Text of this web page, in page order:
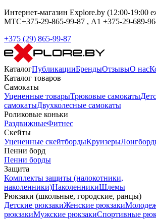
Интернет-магазин Explore.by (12:00-19:00
МТС+375-29-865-99-87 , А1 +375-29-689-
+375 (29) 865-99-87
КаталогПубликацииБрендыОтзывыО нас
Каталог товаров
Самокаты
Уцененные товарыТрюковые самокаты
самокатыДвухколесные самокаты
Роликовые коньки
РаздвижныеФитнес
Скейты
Уцененные скейтбордыКруизеры
Пенни борд
Пенни борды
Защита
Комплекты защиты (налокотники,
наколенники)НаколенникиШлемы
Рюкзаки (школьные, городские, ранцы)
Детские рюкзакиЖенские рюкзаки
рюкзакиМужские рюкзакиСпортивные